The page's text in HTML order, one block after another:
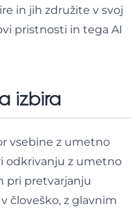
in jih združite v svoj
pristnosti in tega AI
izbira
vsebine z umetno
odkrivanju z umetno
pri pretvarjanju
človeško, z glavnim